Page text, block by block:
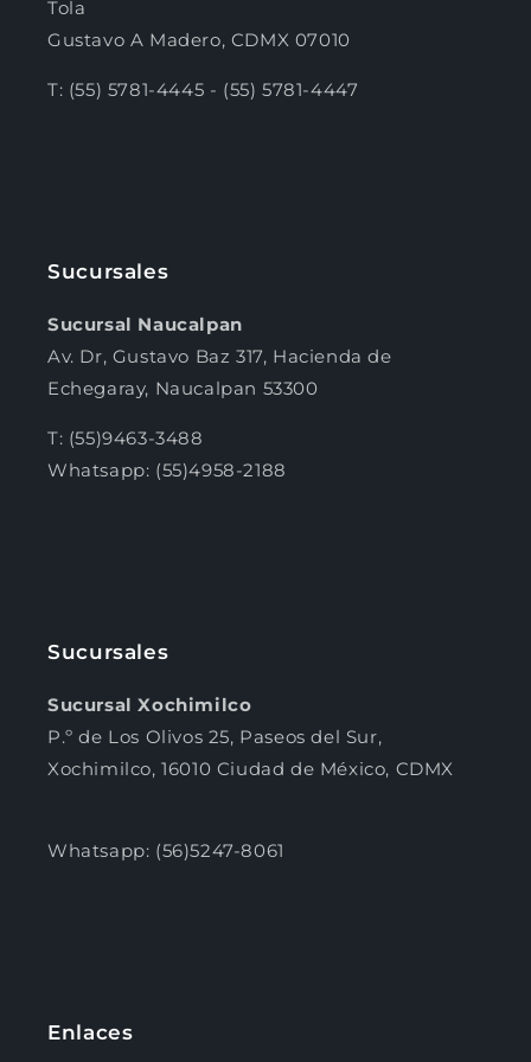
Tola
Gustavo A Madero, CDMX 07010
T: (55) 5781-4445 - (55) 5781-4447
Sucursales
Sucursal Naucalpan
Av. Dr, Gustavo Baz 317, Hacienda de
Echegaray, Naucalpan 53300
T: (55)9463-3488
Whatsapp: (55)4958-2188
Sucursales
Sucursal Xochimilco
P.º de Los Olivos 25, Paseos del Sur,
Xochimilco, 16010 Ciudad de México, CDMX
Whatsapp: (56)5247-8061
Enlaces